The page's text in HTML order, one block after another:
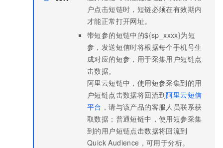
户点击短链时，短链必须在有效期内
才能正常打开网址。
带短参的短链中的${sp_xxxx}为短
参，发送短信时将根据每个手机号生
成对应的短参，用于采集用户短链点
击数据。
阿里云短链中，使用短参采集到的用
户短链点击数据将回流到阿里云短信
平台 ，请与该产品的客服人员联系获
取数据；普通短链中，使用短参采集
到的用户短链点击数据将回流到
Quick Audience，可用于分析。